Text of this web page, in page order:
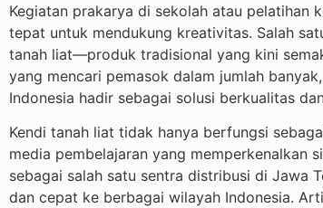
Kegiatan prakarya di sekolah atau pelatihan
tepat untuk mendukung kreativitas. Salah
tanah liat—produk tradisional yang kini
yang mencari pemasok dalam jumlah banyak,
Indonesia hadir sebagai solusi berkualitas
Kendi tanah liat tidak hanya berfungsi
media pembelajaran yang memperkenalkan
sebagai salah satu sentra distribusi di Jawa
dan cepat ke berbagai wilayah Indonesia.